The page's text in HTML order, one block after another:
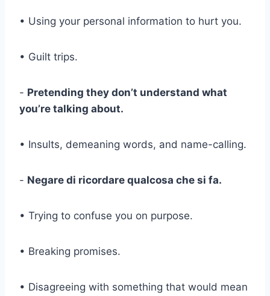
• Using your personal information to hurt you.
• Guilt trips.
- Pretending they don’t understand what
you’re talking about.
• Insults, demeaning words, and name-calling.
- Negare di ricordare qualcosa che si fa.
• Trying to confuse you on purpose.
• Breaking promises.
• Disagreeing with something that would mean